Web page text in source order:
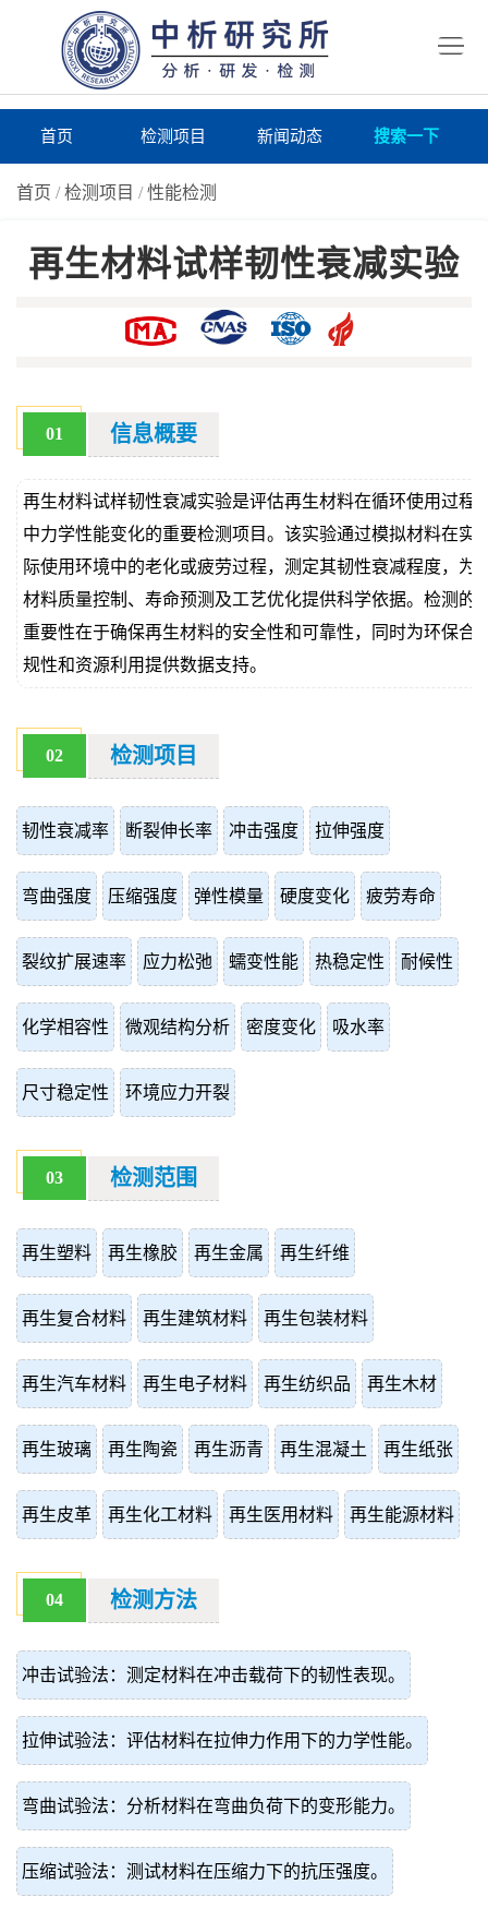
首页 检测项目 新闻动态 搜索一下
首页 /检测项目 /性能检测
再生材料试样韧性衰减实验
01 信息概要
再生材料试样韧性衰减实验是评估再生材料在循环使用过程
中力学性能变化的重要检测项目。该实验通过模拟材料在实
际使用环境中的老化或疲劳过程，测定其韧性衰减程度，为
材料质量控制、寿命预测及工艺优化提供科学依据。检测的
重要性在于确保再生材料的安全性和可靠性，同时为环保合
规性和资源利用提供数据支持。
02 检测项目
韧性衰减率 断裂伸长率 冲击强度 拉伸强度
弯曲强度 压缩强度 弹性模量 硬度变化 疲劳寿命
裂纹扩展速率 应力松弛 蠕变性能 热稳定性 耐候性
化学相容性 微观结构分析 密度变化 吸水率
尺寸稳定性 环境应力开裂
03 检测范围
再生塑料 再生橡胶 再生金属 再生纤维
再生复合材料 再生建筑材料 再生包装材料
再生汽车材料 再生电子材料 再生纺织品 再生木材
再生玻璃 再生陶瓷 再生沥青 再生混凝土 再生纸张
再生皮革 再生化工材料 再生医用材料 再生能源材料
04 检测方法
冲击试验法：测定材料在冲击载荷下的韧性表现。
拉伸试验法：评估材料在拉伸力作用下的力学性能。
弯曲试验法：分析材料在弯曲负荷下的变形能力。
压缩试验法：测试材料在压缩力下的抗压强度。
价
真
伪
查
询